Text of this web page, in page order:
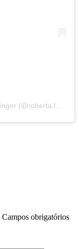
Um post compartilhado por Roberta Luchsinger (@roberta.luchsinger)
Campos obrigatórios